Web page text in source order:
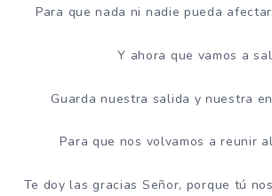
Para que nada ni nadie pueda
Y ahora que vamos a
Guarda nuestra salida y nuestra
Para que nos volvamos a reunir
Te doy las gracias Señor, porque tú